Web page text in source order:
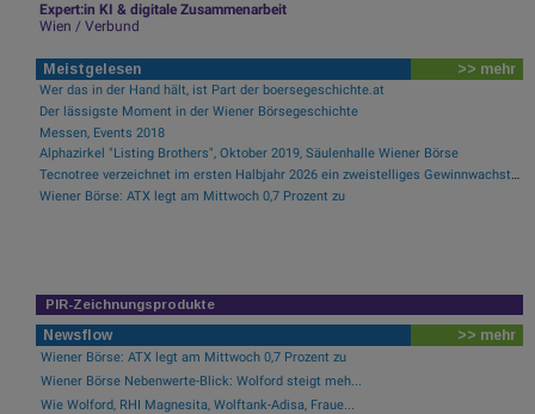
Expert:in KI & digitale Zusammenarbeit
Wien / Verbund
Meistgelesen >> mehr
Wer das in der Hand hält, ist Part der boersegeschichte.at
Der lässigste Moment in der Wiener Börsegeschichte
Messen, Events 2018
Alphazirkel "Listing Brothers", Oktober 2019, Säulenhalle Wiener Börse
Tecnotree verzeichnet im ersten Halbjahr 2026 ein zweistelliges Gewinnwachstum und eine beschleunigte Einführungsdynamik
Wiener Börse: ATX legt am Mittwoch 0,7 Prozent zu
PIR-Zeichnungsprodukte
Newsflow >> mehr
Wiener Börse: ATX legt am Mittwoch 0,7 Prozent zu
Wiener Börse Nebenwerte-Blick: Wolford steigt meh...
Wie Wolford, RHI Magnesita, Wolftank-Adisa, Fraue...